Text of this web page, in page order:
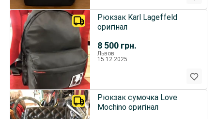
8 500 грн.
Рюкзак Karl Lageffeld
оригінал
Львов
15.12.2025
Рюкзак сумочка Love
Mochino оригінал